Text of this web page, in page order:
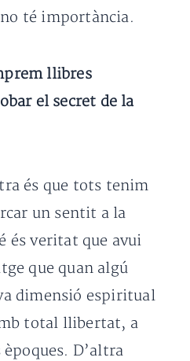
té importància.
llibres
el secret de la
és que tots tenim
un sentit a la
és veritat que avui
que quan algú
dimensió espiritual
total llibertat, a
D’altra